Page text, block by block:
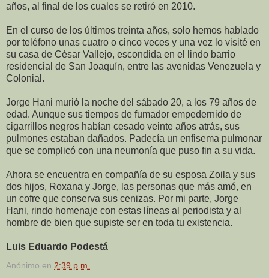
años, al final de los cuales se retiró en 2010.
En el curso de los últimos treinta años, solo hemos hablado
por teléfono unas cuatro o cinco veces y una vez lo visité en
su casa de César Vallejo, escondida en el lindo barrio
residencial de San Joaquín, entre las avenidas Venezuela y
Colonial.
Jorge Hani murió la noche del sábado 20, a los 79 años de
edad. Aunque sus tiempos de fumador empedernido de
cigarrillos negros habían cesado veinte años atrás, sus
pulmones estaban dañados. Padecía un enfisema pulmonar
que se complicó con una neumonía que puso fin a su vida.
Ahora se encuentra en compañía de su esposa Zoila y sus
dos hijos, Roxana y Jorge, las personas que más amó, en
un cofre que conserva sus cenizas. Por mi parte, Jorge
Hani, rindo homenaje con estas líneas al periodista y al
hombre de bien que supiste ser en toda tu existencia.
Luis Eduardo Podestá
Anónimo en 2:39 p.m.